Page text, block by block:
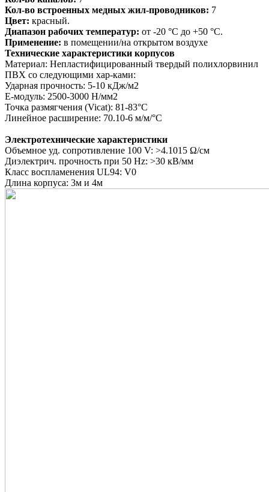
Кол-во встроенных медных жил-проводников: 7
Цвет: красный.
Диапазон рабочих температур: от -20 °C до +50 °C.
Применение: в помещении/на открытом воздухе
Технические характеристики корпусов
Материал: Непластифицированный твердый полихлорвинил
ПВХ со следующими хар-ками:
Ударная прочность: 5-10 кДж/м2
E-модуль: 2500-3000 Н/мм2
Точка размягчения (Vicat): 81-83°C
Линейное расширение: 70.10-6 м/м/°C
Электротехнические характеристики
Объемное уд. сопротивление 100 V: >4.1015 Ω/см
Диэлектрич. прочность при 50 Hz: >30 кВ/мм
Класс воспламенения UL94: V0
Длина корпуса: 3м и 4м